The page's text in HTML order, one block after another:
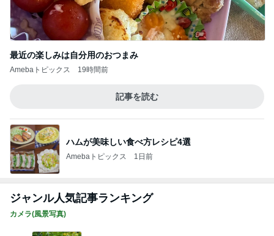
最近の楽しみは自分用のおつまみ
Amebaトピックス 19時間前
記事を読む
ハムが美味しい食べ方レシピ4選
Amebaトピックス 1日前
ジャンル人気記事ランキング
カメラ(風景写真)